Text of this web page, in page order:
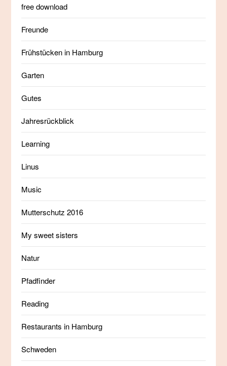
free download
Freunde
Frühstücken in Hamburg
Garten
Gutes
Jahresrückblick
Learning
Linus
Music
Mutterschutz 2016
My sweet sisters
Natur
Pfadfinder
Reading
Restaurants in Hamburg
Schweden